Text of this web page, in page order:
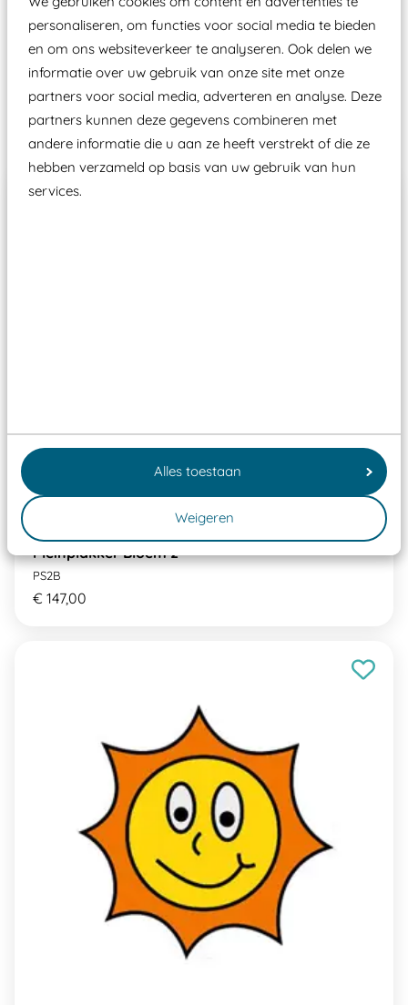
personaliseren, om functies voor social media te bieden
en om ons websiteverkeer te analyseren. Ook delen we
informatie over uw gebruik van onze site met onze
partners voor social media, adverteren en analyse. Deze
partners kunnen deze gegevens combineren met
andere informatie die u aan ze heeft verstrekt of die ze
hebben verzameld op basis van uw gebruik van hun
services.
Alles toestaan
Weigeren
Wij ook speeltoestellen kunnen laten keuren zodat
ze toch binnen het Warenwetbesluit Attractie- en
Speeltoestellen vallen?
Past er goed bij
Pleinplakker Bloem 2
PS2B
€ 147,00